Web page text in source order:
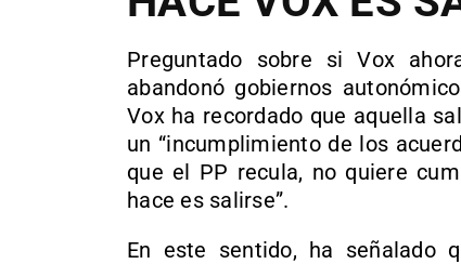
Preguntado sobre si Vox
abandonó gobiernos
Vox ha recordado que aquella
un “incumplimiento de los
que el PP recula, no quiere
hace es salirse”.
En este sentido, ha señalado